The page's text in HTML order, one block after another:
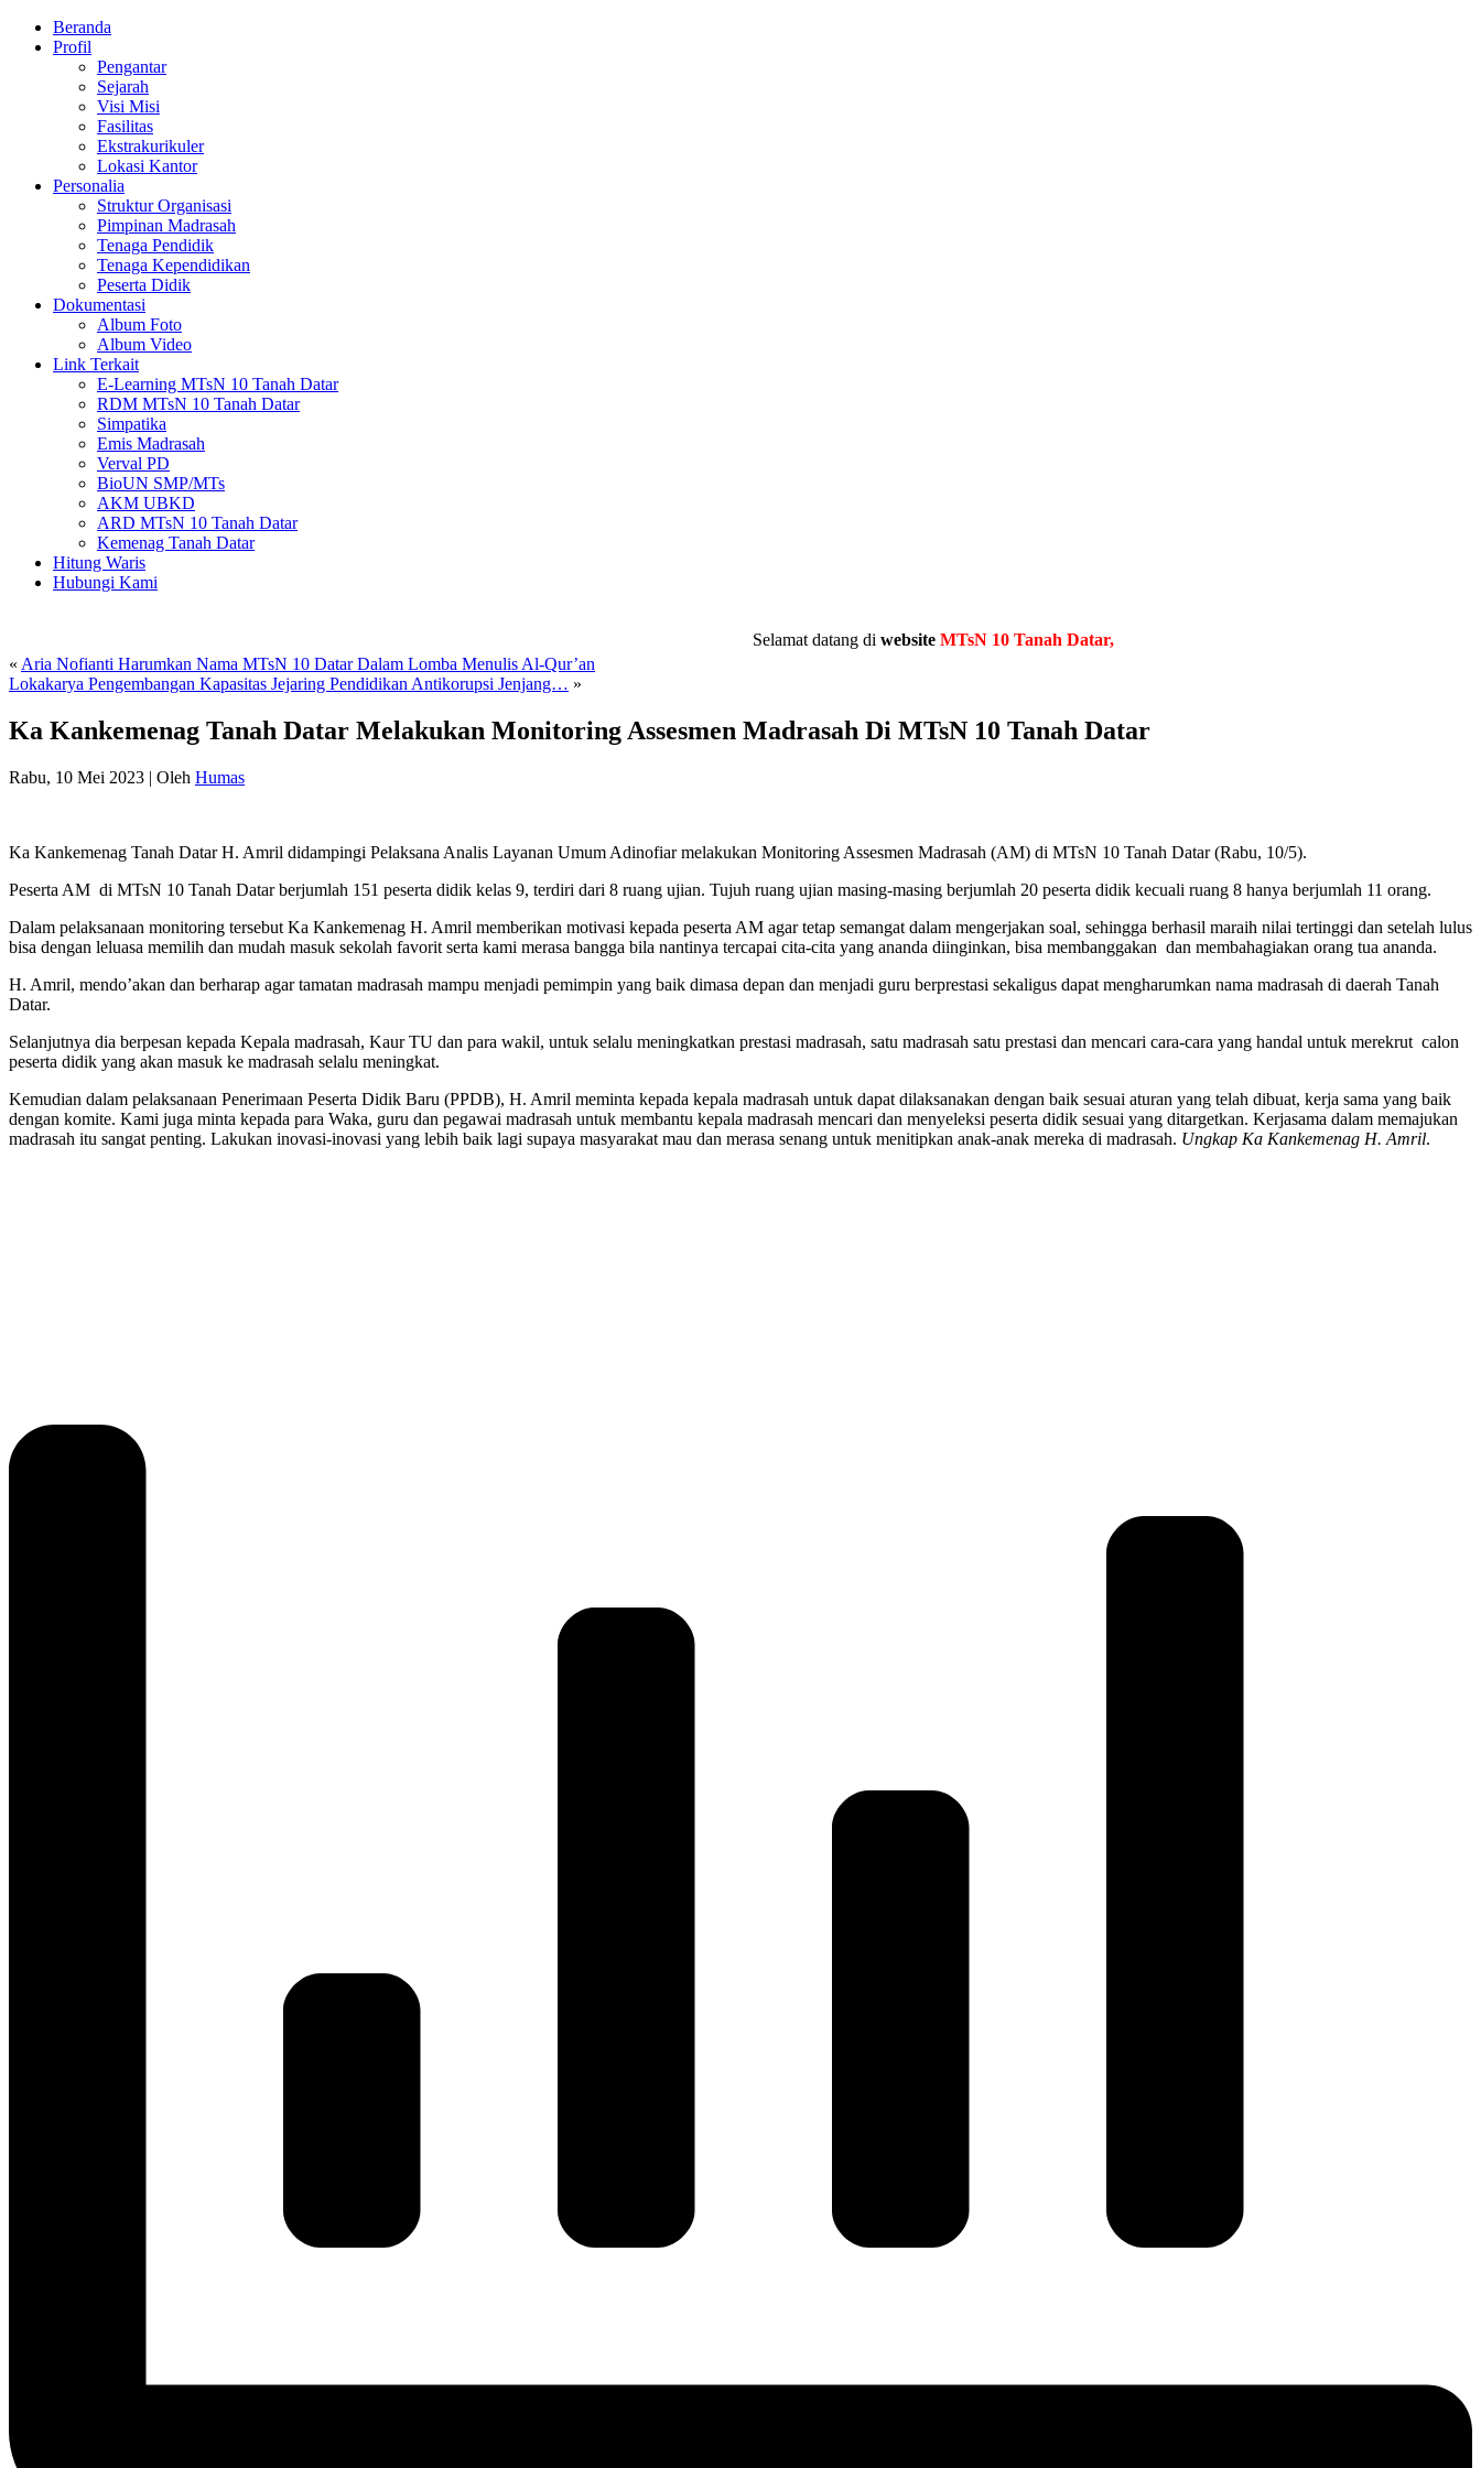
Beranda
Profil
Pengantar
Sejarah
Visi Misi
Fasilitas
Ekstrakurikuler
Lokasi Kantor
Personalia
Struktur Organisasi
Pimpinan Madrasah
Tenaga Pendidik
Tenaga Kependidikan
Peserta Didik
Dokumentasi
Album Foto
Album Video
Link Terkait
E-Learning MTsN 10 Tanah Datar
RDM MTsN 10 Tanah Datar
Simpatika
Emis Madrasah
Verval PD
BioUN SMP/MTs
AKM UBKD
ARD MTsN 10 Tanah Datar
Kemenag Tanah Datar
Hitung Waris
Hubungi Kami
Selamat datang diwebsite MTsN 10 Tanah Datar, Provinsi Sumatera Barat
« Aria Nofianti Harumkan Nama MTsN 10 Datar Dalam Lomba Menulis Al-Qur’an
Lokakarya Pengembangan Kapasitas Jejaring Pendidikan Antikorupsi Jenjang… »
Ka Kankemenag Tanah Datar Melakukan Monitoring Assesmen Madrasah Di MTsN 10 Tanah Datar
Rabu, 10 Mei 2023 | Oleh Humas
Ka Kankemenag Tanah Datar H. Amril didampingi Pelaksana Analis Layanan Umum Adinofiar melakukan Monitoring Assesmen Madrasah (AM) di MTsN 10 Tanah Datar (Rabu, 10/5).
Peserta AM di MTsN 10 Tanah Datar berjumlah 151 peserta didik kelas 9, terdiri dari 8 ruang ujian. Tujuh ruang ujian masing-masing berjumlah 20 peserta didik kecuali ruang 8 hanya berjumlah 11 orang.
Dalam pelaksanaan monitoring tersebut Ka Kankemenag H. Amril memberikan motivasi kepada peserta AM agar tetap semangat dalam mengerjakan soal, sehingga berhasil maraih nilai tertinggi dan setelah lulus
bisa dengan leluasa memilih dan mudah masuk sekolah favorit serta kami merasa bangga bila nantinya tercapai cita-cita yang ananda diinginkan, bisa membanggakan dan membahagiakan orang tua ananda.
H. Amril, mendo’akan dan berharap agar tamatan madrasah mampu menjadi pemimpin yang baik dimasa depan dan menjadi guru berprestasi sekaligus dapat mengharumkan nama madrasah di daerah Tanah
Datar.
Selanjutnya dia berpesan kepada Kepala madrasah, Kaur TU dan para wakil, untuk selalu meningkatkan prestasi madrasah, satu madrasah satu prestasi dan mencari cara-cara yang handal untuk merekrut calon
peserta didik yang akan masuk ke madrasah selalu meningkat.
Kemudian dalam pelaksanaan Penerimaan Peserta Didik Baru (PPDB), H. Amril meminta kepada kepala madrasah untuk dapat dilaksanakan dengan baik sesuai aturan yang telah dibuat, kerja sama yang baik
dengan komite. Kami juga minta kepada para Waka, guru dan pegawai madrasah untuk membantu kepala madrasah mencari dan menyeleksi peserta didik sesuai yang ditargetkan. Kerjasama dalam memajukan
madrasah itu sangat penting. Lakukan inovasi-inovasi yang lebih baik lagi supaya masyarakat mau dan merasa senang untuk menitipkan anak-anak mereka di madrasah. Ungkap Ka Kankemenag H. Amril.